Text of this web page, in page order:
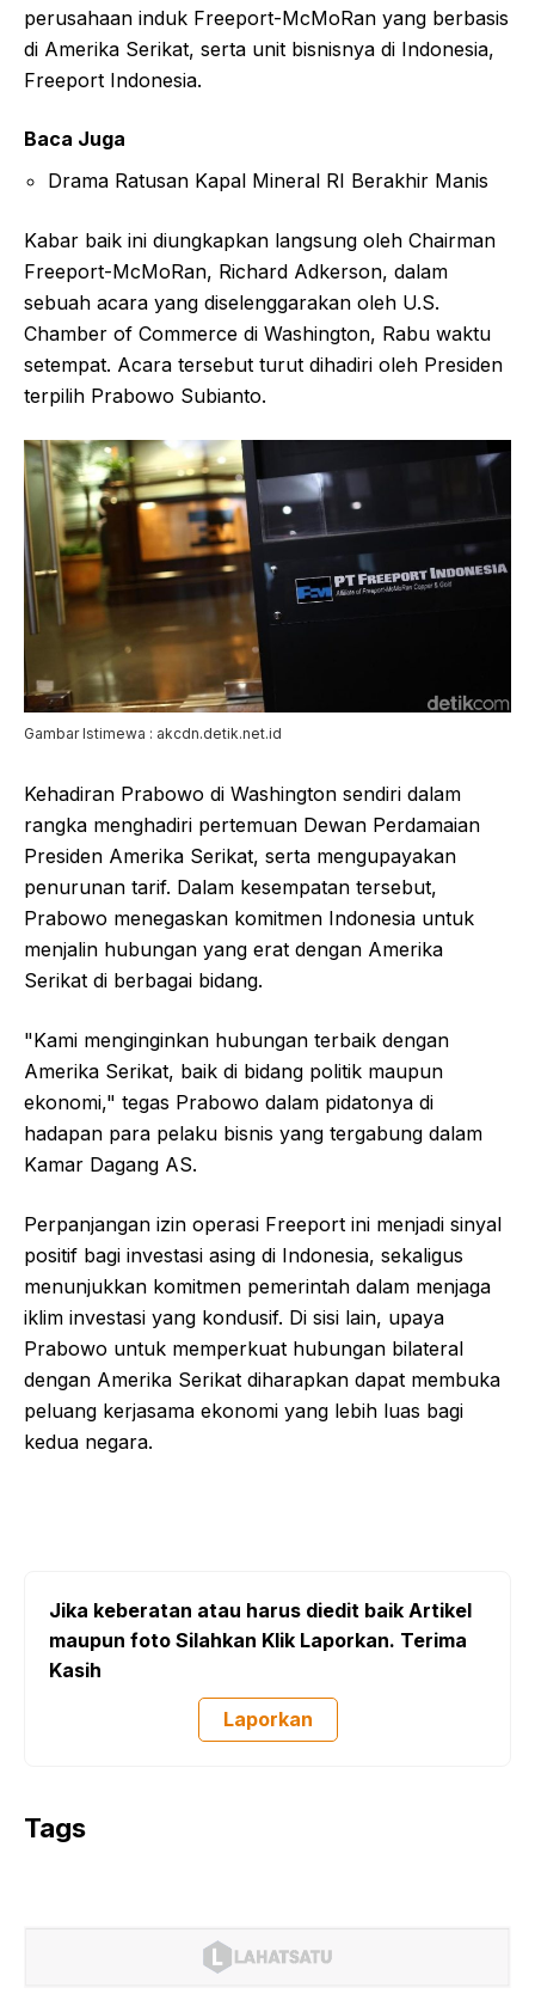
perusahaan induk Freeport-McMoRan yang berbasis
di Amerika Serikat, serta unit bisnisnya di Indonesia,
Freeport Indonesia.
Baca Juga
Drama Ratusan Kapal Mineral RI Berakhir Manis
Kabar baik ini diungkapkan langsung oleh Chairman
Freeport-McMoRan, Richard Adkerson, dalam
sebuah acara yang diselenggarakan oleh U.S.
Chamber of Commerce di Washington, Rabu waktu
setempat. Acara tersebut turut dihadiri oleh Presiden
terpilih Prabowo Subianto.
Gambar Istimewa : akcdn.detik.net.id
Kehadiran Prabowo di Washington sendiri dalam
rangka menghadiri pertemuan Dewan Perdamaian
Presiden Amerika Serikat, serta mengupayakan
penurunan tarif. Dalam kesempatan tersebut,
Prabowo menegaskan komitmen Indonesia untuk
menjalin hubungan yang erat dengan Amerika
Serikat di berbagai bidang.
"Kami menginginkan hubungan terbaik dengan
Amerika Serikat, baik di bidang politik maupun
ekonomi," tegas Prabowo dalam pidatonya di
hadapan para pelaku bisnis yang tergabung dalam
Kamar Dagang AS.
Perpanjangan izin operasi Freeport ini menjadi sinyal
positif bagi investasi asing di Indonesia, sekaligus
menunjukkan komitmen pemerintah dalam menjaga
iklim investasi yang kondusif. Di sisi lain, upaya
Prabowo untuk memperkuat hubungan bilateral
dengan Amerika Serikat diharapkan dapat membuka
peluang kerjasama ekonomi yang lebih luas bagi
kedua negara.
Jika keberatan atau harus diedit baik Artikel
maupun foto Silahkan Klik Laporkan. Terima
Kasih
Laporkan
Tags